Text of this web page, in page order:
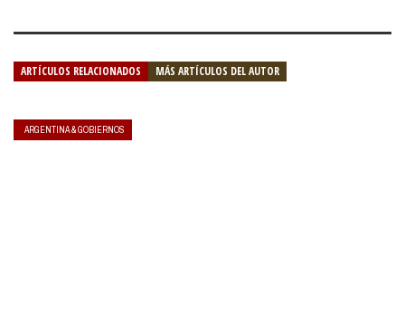
ARTÍCULOS RELACIONADOS MÁS ARTÍCULOS DEL AUTOR
ARGENTINA & GOBIERNOS